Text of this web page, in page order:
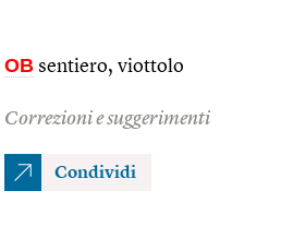
OB sentiero, viottolo
Correzioni e suggerimenti
Condividi